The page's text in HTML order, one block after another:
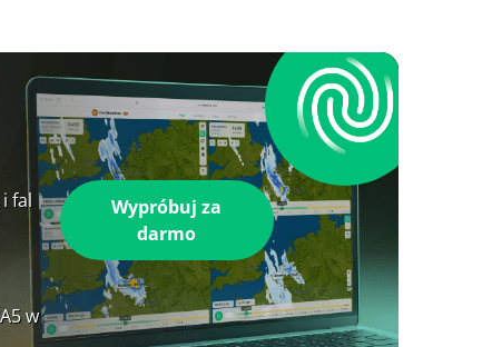
fal
w
Wypróbuj za
darmo